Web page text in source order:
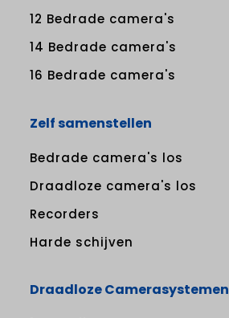
12 Bedrade camera's
14 Bedrade camera's
16 Bedrade camera's
Zelf samenstellen
Bedrade camera's los
Draadloze camera's los
Recorders
Harde schijven
Draadloze Camerasystemen